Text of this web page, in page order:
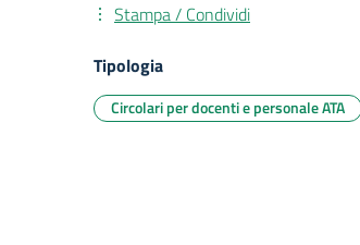
Stampa / Condividi
Tipologia
Circolari per docenti e personale ATA